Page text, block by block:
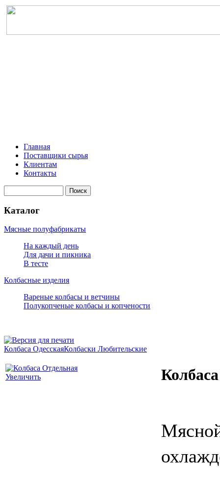
Главная
Поставщики сырья
Клиентам
Контакты
Каталог
Мясные полуфабрикаты
На каждый день
Для дачи и пикника
В тесте
Колбасные изделия
Вареные колбасы и ветчины
Полукопченые колбасы и копчености
Колбаса ОдесскаяКолбаски Любительские
Увеличить